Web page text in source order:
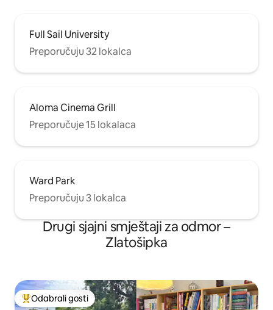
Full Sail University
Preporučuju 32 lokalca
Aloma Cinema Grill
Preporučuje 15 lokalaca
Ward Park
Preporučuju 3 lokalca
Drugi sjajni smještaji za odmor –
Zlatošipka
Među najviše rangiranima s oznakom „Odabrali gosti”
Odabrali gosti